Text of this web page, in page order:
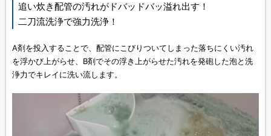
追い炊き配管の汚れがドバッドバッ溢れ出す！
二刀流洗浄で強力洗浄！
A剤を投入することで、配管にこびりついてしまった落ちにくい汚れ
を浮かび上がらせ、B剤でその浮き上がらせた汚れを発砲した泡と洗
浄力でキレイに洗い流します。